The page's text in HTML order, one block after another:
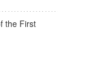
the First